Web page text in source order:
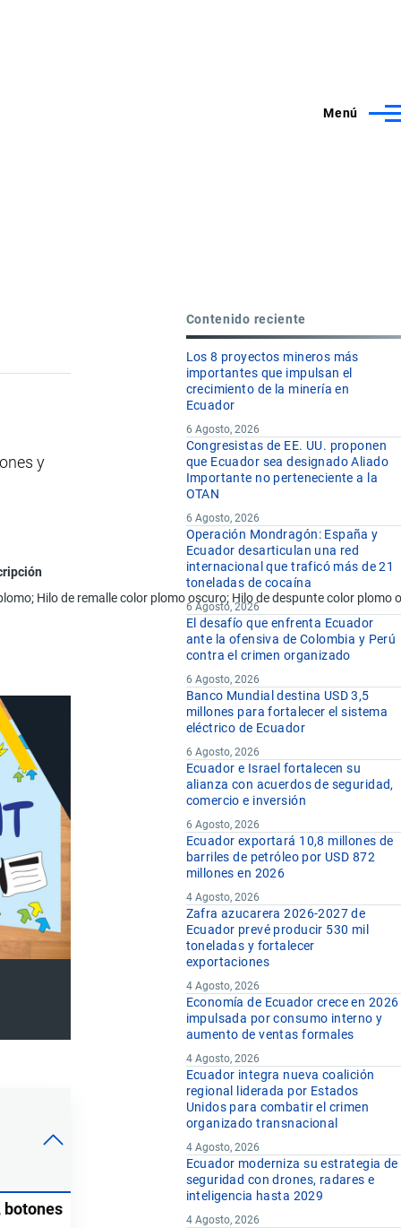
Menú
y
Hilo de remalle color plomo oscuro; Hilo de despunte color
botones
Contenido reciente
Los 8 proyectos mineros más
importantes que impulsan el
crecimiento de la minería en
Ecuador
6 Agosto, 2026
Congresistas de EE. UU. proponen
que Ecuador sea designado Aliado
Importante no perteneciente a la
OTAN
6 Agosto, 2026
Operación Mondragón: España y
Ecuador desarticulan una red
internacional que traficó más de 21
toneladas de cocaína
6 Agosto, 2026
El desafío que enfrenta Ecuador
ante la ofensiva de Colombia y Perú
contra el crimen organizado
6 Agosto, 2026
Banco Mundial destina USD 3,5
millones para fortalecer el sistema
eléctrico de Ecuador
6 Agosto, 2026
Ecuador e Israel fortalecen su
alianza con acuerdos de seguridad,
comercio e inversión
6 Agosto, 2026
Ecuador exportará 10,8 millones de
barriles de petróleo por USD 872
millones en 2026
4 Agosto, 2026
Zafra azucarera 2026-2027 de
Ecuador prevé producir 530 mil
toneladas y fortalecer
exportaciones
4 Agosto, 2026
Economía de Ecuador crece en 2026
impulsada por consumo interno y
aumento de ventas formales
4 Agosto, 2026
Ecuador integra nueva coalición
regional liderada por Estados
Unidos para combatir el crimen
organizado transnacional
4 Agosto, 2026
Ecuador moderniza su estrategia de
seguridad con drones, radares e
inteligencia hasta 2029
4 Agosto, 2026